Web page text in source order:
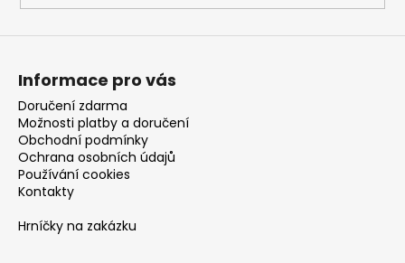
Informace pro vás
Doručení zdarma
Možnosti platby a doručení
Obchodní podmínky
Ochrana osobních údajů
Používání cookies
Kontakty
Hrníčky na zakázku